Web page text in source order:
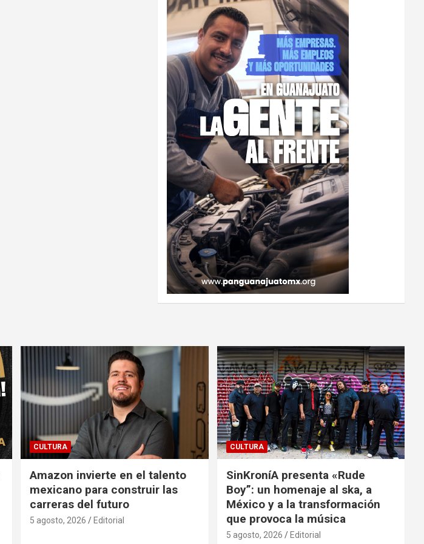
CULTURA
Amazon invierte en el talento
mexicano para construir las
carreras del futuro
5 agosto, 2026 Editorial
CULTURA
SinKroníA presenta «Rude
Boy”: un homenaje al ska, a
México y a la transformación
que provoca la música
5 agosto, 2026 Editorial